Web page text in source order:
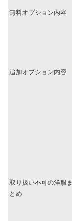
無料オプション内容
追加オプション内容
取り扱い不可の洋服ま
とめ